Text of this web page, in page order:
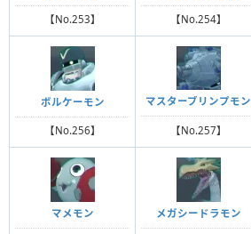
【No.253】 【No.254】
ボルケーモン
【No.256】
マスターブリンプモン
【No.257】
マメモン メガシードラモン